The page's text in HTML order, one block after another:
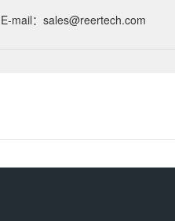
E-mail：sales@reertech.com